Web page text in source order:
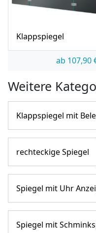
Klappspiegel
ab 107,90
Weitere
Klappspiegel mit
rechteckige Spiegel
Spiegel mit Uhr
Spiegel mit